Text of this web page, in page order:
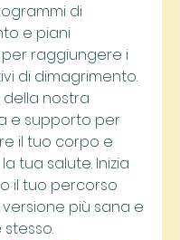
di
e piani
raggiungere i
di dimagrimento.
nostra
e supporto per
il tuo corpo e
tua salute. Inizia
il tuo percorso
più sana e